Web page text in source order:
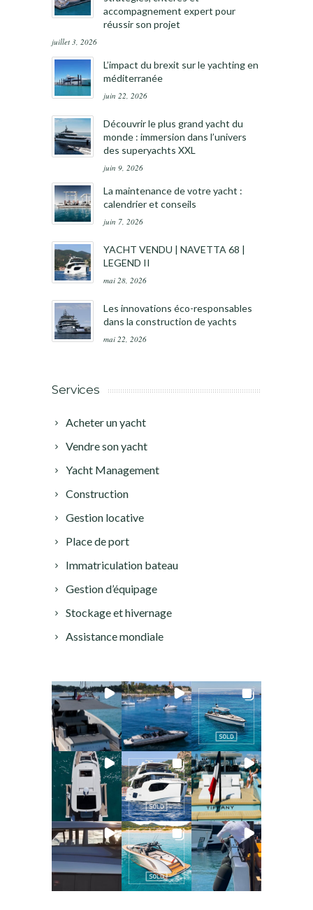
accompagnement expert pour
réussir son projet
juillet 3, 2026
L’impact du brexit sur le yachting en
méditerranée
juin 22, 2026
Découvrir le plus grand yacht du
monde : immersion dans l’univers
des superyachts XXL
juin 9, 2026
La maintenance de votre yacht :
calendrier et conseils
juin 7, 2026
YACHT VENDU | NAVETTA 68 |
LEGEND II
mai 28, 2026
Les innovations éco-responsables
dans la construction de yachts
mai 22, 2026
Services
Acheter un yacht
Vendre son yacht
Yacht Management
Construction
Gestion locative
Place de port
Immatriculation bateau
Gestion d’équipage
Stockage et hivernage
Assistance mondiale